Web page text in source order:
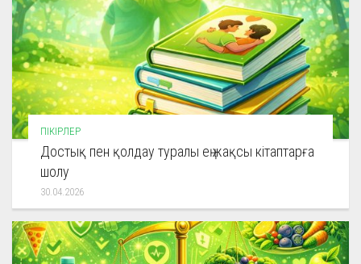
ПІКІРЛЕР
Достық пен қолдау туралы ең жақсы кітаптарға
шолу
30.04.2026